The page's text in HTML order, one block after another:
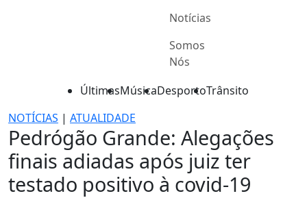
Notícias
Somos
Nós
ÚltimasMúsicaDesportoTrânsito
NOTÍCIAS | ATUALIDADE
Pedrógão Grande: Alegações
finais adiadas após juiz ter
testado positivo à covid-19